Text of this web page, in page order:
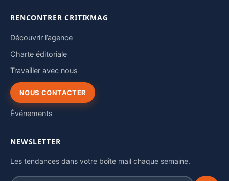
RENCONTRER CRITIKMAG
Découvrir l’agence
Charte éditoriale
Travailler avec nous
NOUS CONTACTER
Événements
NEWSLETTER
Les tendances dans votre boîte mail chaque semaine.